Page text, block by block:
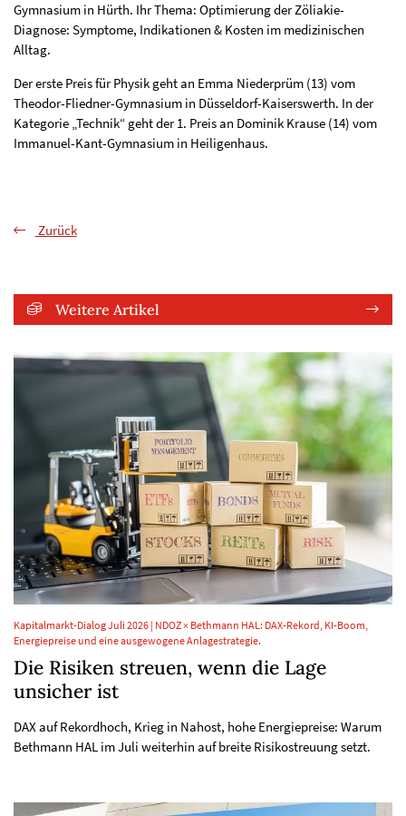
Gymnasium in Hürth. Ihr Thema: Optimierung der Zöliakie-
Diagnose: Symptome, Indikationen & Kosten im medizinischen
Alltag.
Der erste Preis für Physik geht an Emma Niederprüm (13) vom
Theodor-Fliedner-Gymnasium in Düsseldorf-Kaiserswerth. In der
Kategorie „Technik“ geht der 1. Preis an Dominik Krause (14) vom
Immanuel-Kant-Gymnasium in Heiligenhaus.
Zurück
Weitere Artikel
Kapitalmarkt-Dialog Juli 2026 | NDOZ × Bethmann HAL: DAX-Rekord, KI-Boom,
Energiepreise und eine ausgewogene Anlagestrategie.
Die Risiken streuen, wenn die Lage
unsicher ist
DAX auf Rekordhoch, Krieg in Nahost, hohe Energiepreise: Warum
Bethmann HAL im Juli weiterhin auf breite Risikostreuung setzt.